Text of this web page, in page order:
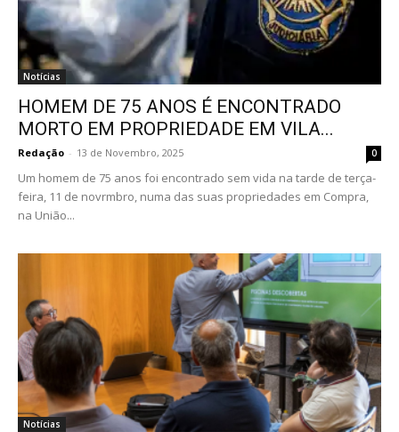
Notícias
HOMEM DE 75 ANOS É ENCONTRADO
MORTO EM PROPRIEDADE EM VILA...
Redação - 13 de Novembro, 2025 0
Um homem de 75 anos foi encontrado sem vida na tarde de terça-
feira, 11 de novrmbro, numa das suas propriedades em Compra,
na União...
Notícias